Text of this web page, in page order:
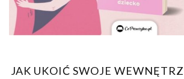
JAK UKOIĆ SWOJE